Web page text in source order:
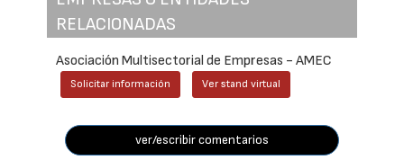
RELACIONADAS
Asociación Multisectorial de Empresas - AMEC
Solicitar información Ver stand virtual
ver/escribir comentarios